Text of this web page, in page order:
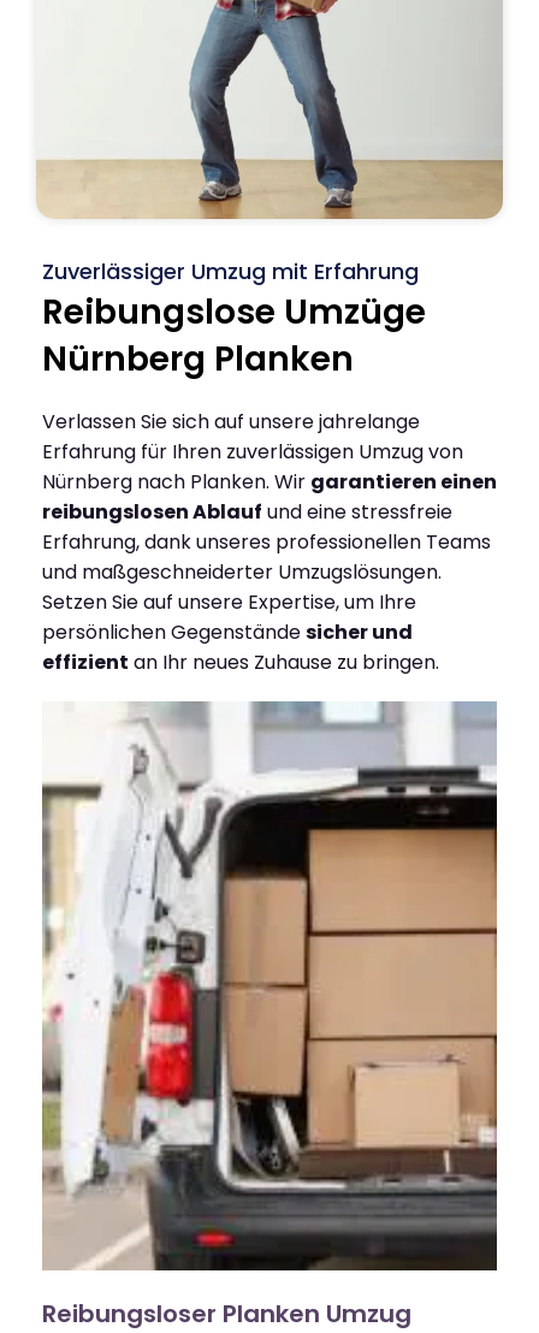
Zuverlässiger Umzug mit Erfahrung
Reibungslose Umzüge
Nürnberg Planken
Verlassen Sie sich auf unsere jahrelange
Erfahrung für Ihren zuverlässigen Umzug von
Nürnberg nach Planken. Wir garantieren einen
reibungslosen Ablauf und eine stressfreie
Erfahrung, dank unseres professionellen Teams
und maßgeschneiderter Umzugslösungen.
Setzen Sie auf unsere Expertise, um Ihre
persönlichen Gegenständesicher und
effizient an Ihr neues Zuhause zu bringen.
Reibungsloser Planken Umzug